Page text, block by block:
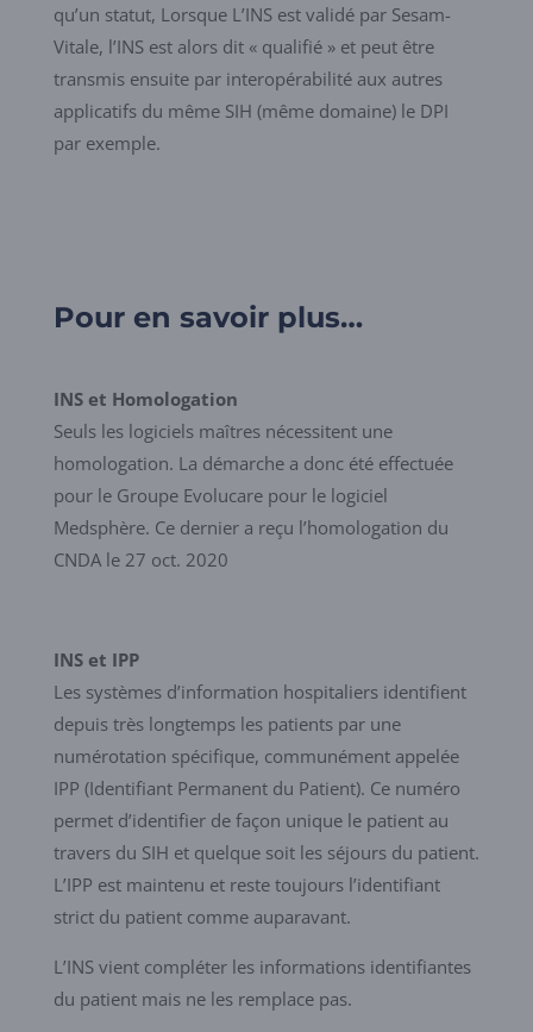
qu’un statut, Lorsque L’INS est validé par Sesam-
Vitale, l’INS est alors dit « qualifié » et peut être
transmis ensuite par interopérabilité aux autres
applicatifs du même SIH (même domaine) le DPI
par exemple.
Pour en savoir plus…
INS et Homologation
Seuls les logiciels maîtres nécessitent une
homologation. La démarche a donc été effectuée
pour le Groupe Evolucare pour le logiciel
Medsphère. Ce dernier a reçu l’homologation du
CNDA le 27 oct. 2020
INS et IPP
Les systèmes d’information hospitaliers identifient
depuis très longtemps les patients par une
numérotation spécifique, communément appelée
IPP (Identifiant Permanent du Patient). Ce numéro
permet d’identifier de façon unique le patient au
travers du SIH et quelque soit les séjours du patient.
L’IPP est maintenu et reste toujours l’identifiant
strict du patient comme auparavant.
L’INS vient compléter les informations identifiantes
du patient mais ne les remplace pas.